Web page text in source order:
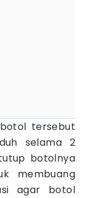
tersebut
selama 2
botolnya
membuang
agar botol